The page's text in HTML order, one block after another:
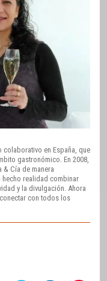
en España, que
gastronómico. En 2008,
& Cía de manera
hecho realidad combinar
y la divulgación. Ahora
con todos los